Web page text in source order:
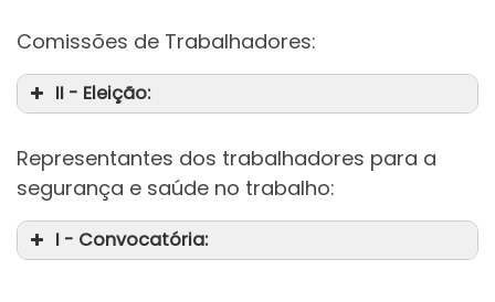
Comissões de Trabalhadores:
II - Eleição:
Representantes dos trabalhadores para a
segurança e saúde no trabalho:
I - Convocatória: